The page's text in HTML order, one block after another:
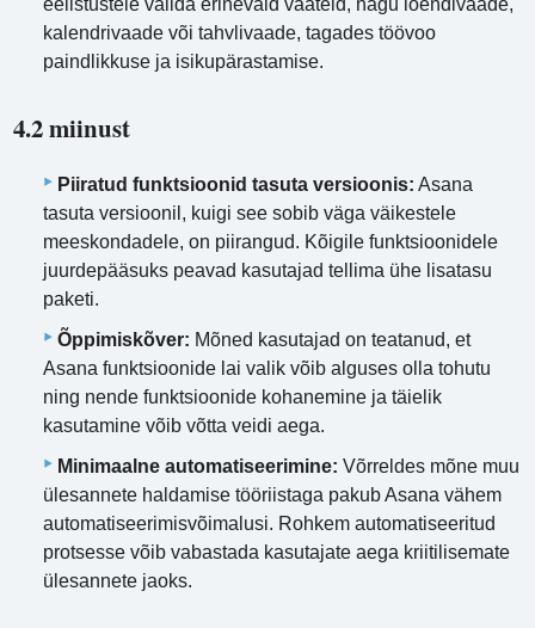
kalendrivaade või tahvlivaade, tagades töövoo
paindlikkuse ja isikupärastamise.
4.2 miinust
Piiratud funktsioonid tasuta versioonis: Asana
tasuta versioonil, kuigi see sobib väga väikestele
meeskondadele, on piirangud. Kõigile funktsioonidele
juurdepääsuks peavad kasutajad tellima ühe lisatasu
paketi.
Õppimiskõver: Mõned kasutajad on teatanud, et
Asana funktsioonide lai valik võib alguses olla tohutu
ning nende funktsioonide kohanemine ja täielik
kasutamine võib võtta veidi aega.
Minimaalne automatiseerimine: Võrreldes mõne muu
ülesannete haldamise tööriistaga pakub Asana vähem
automatiseerimisvõimalusi. Rohkem automatiseeritud
protsesse võib vabastada kasutajate aega kriitilisemate
ülesannete jaoks.